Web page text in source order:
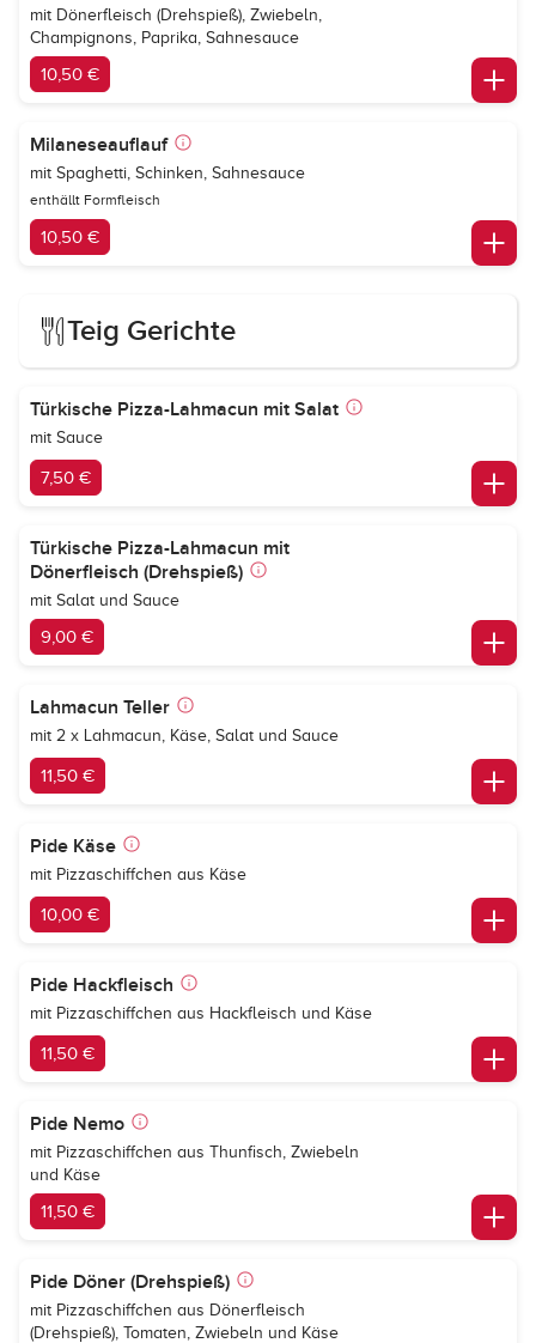
mit Dönerfleisch (Drehspieß), Zwiebeln,
Champignons, Paprika, Sahnesauce
10,50 €
Milaneseauflauf
mit Spaghetti, Schinken, Sahnesauce
enthällt Formfleisch
10,50 €
Teig Gerichte
Türkische Pizza-Lahmacun mit Salat
mit Sauce
7,50 €
Türkische Pizza-Lahmacun mit
Dönerfleisch (Drehspieß)
mit Salat und Sauce
9,00 €
Lahmacun Teller
mit 2 x Lahmacun, Käse, Salat und Sauce
11,50 €
Pide Käse
mit Pizzaschiffchen aus Käse
10,00 €
Pide Hackfleisch
mit Pizzaschiffchen aus Hackfleisch und Käse
11,50 €
Pide Nemo
mit Pizzaschiffchen aus Thunfisch, Zwiebeln
und Käse
11,50 €
Pide Döner (Drehspieß)
mit Pizzaschiffchen aus Dönerfleisch
(Drehspieß), Tomaten, Zwiebeln und Käse